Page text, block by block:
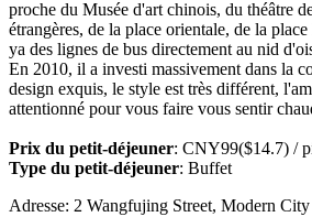
proche du Musée d'art chinois, du théâtre
étrangères, de la place orientale, de la
ya des lignes de bus directement au nid
En 2010, il a investi massivement dans la
design exquis, le style est très différent,
attentionné pour vous faire vous sentir
Prix du petit-déjeuner: CNY99($14.7) /
Type du petit-déjeuner: Buffet
Adresse: 2 Wangfujing Street, Modern